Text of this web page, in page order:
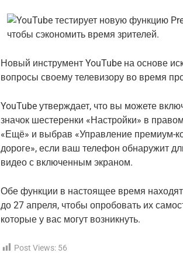
Новый инструмент YouTube на основе
вопросы своему телевизору во время
YouTube утверждает, что вы можете
значок шестеренки «Настройки» в
«Ещё» и выбрав «Управление премиум-
дороге», если ваш телефон обнаружит
видео с включенным экраном.
Обе функции в настоящее время
до 27 апреля, чтобы опробовать их
которые у вас могут возникнуть.
Post Views: 56